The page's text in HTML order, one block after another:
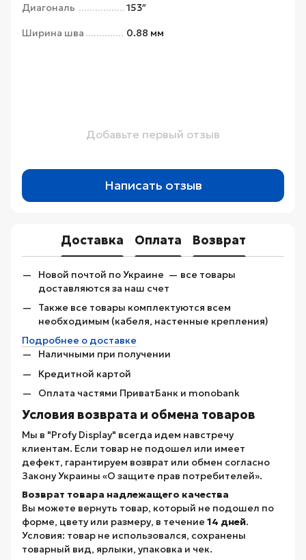
Диагональ 153″
Ширина шва 0.88 мм
Добавьте первый отзыв
Написать отзыв
Доставка Оплата Возврат
Новой почтой по Украине — все товары
доставляются за наш счет
Также все товары комплектуются всем
необходимым (кабеля, настенные крепления)
Подробнее о доставке
Наличными при получении
Кредитной картой
Оплата частями ПриватБанк и monobank
Условия возврата и обмена товаров
Мы в "Profy Display" всегда идем навстречу
клиентам. Если товар не подошел или имеет
дефект, гарантируем возврат или обмен согласно
Закону Украины «О защите прав потребителей».
Возврат товара надлежащего качества
Вы можете вернуть товар, который не подошел по
форме, цвету или размеру, в течение 14 дней.
Условия: товар не использовался, сохранены
товарный вид, ярлыки, упаковка и чек.